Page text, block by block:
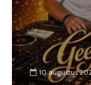
10 augustus